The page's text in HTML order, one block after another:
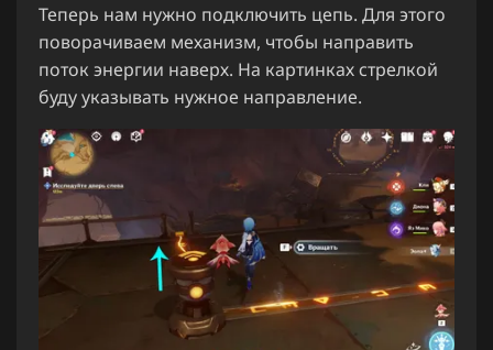
Теперь нам нужно подключить цепь. Для этого
поворачиваем механизм, чтобы направить
поток энергии наверх. На картинках стрелкой
буду указывать нужное направление.